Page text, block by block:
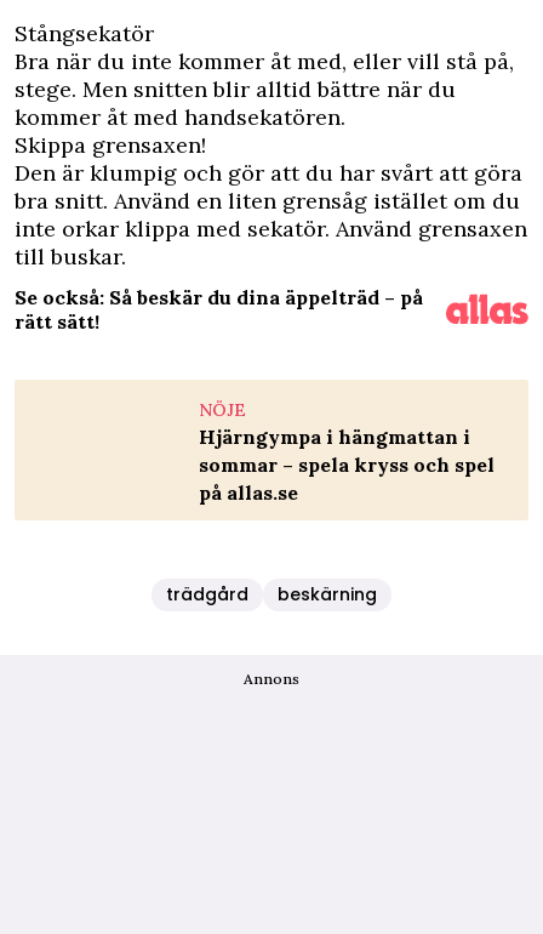
Stångsekatör
Bra när du inte kommer åt med, eller vill stå på,
stege. Men snitten blir alltid bättre när du
kommer åt med handsekatören.
Skippa grensaxen!
Den är klumpig och gör att du har svårt att göra
bra snitt. Använd en liten grensåg istället om du
inte orkar klippa med sekatör. Använd grensaxen
till buskar.
Se också: Så beskär du dina äppelträd – på
rätt sätt!
NÖJE
Hjärngympa i hängmattan i
sommar – spela kryss och spel
på allas.se
trädgård beskärning
Annons